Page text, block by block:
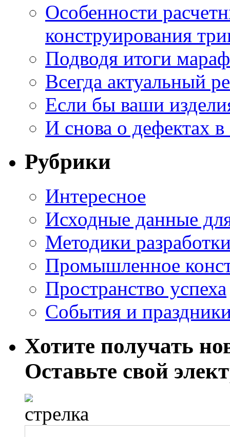
Особенности
конструирования
Подводя итоги
Всегда актуальный
Если бы ваши
И снова о дефектах
Рубрики
Интересное
Исходные данные
Методики
Промышленное
Пространство успеха
События и
Хотите получать
Оставьте свой